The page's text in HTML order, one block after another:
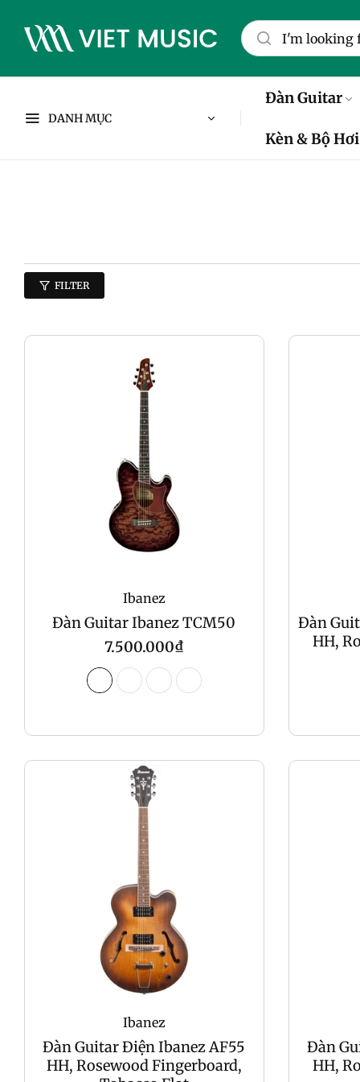
DANH MỤC
Đàn Guitar
Kèn & Bộ Hơi
FILTER
Ibanez
Đàn Guitar Ibanez TCM50
Regular
price
7.500.000₫
Đàn
HH,
Ibanez
Đàn Guitar Điện Ibanez AF55
HH, Rosewood Fingerboard,
Đàn
HH,